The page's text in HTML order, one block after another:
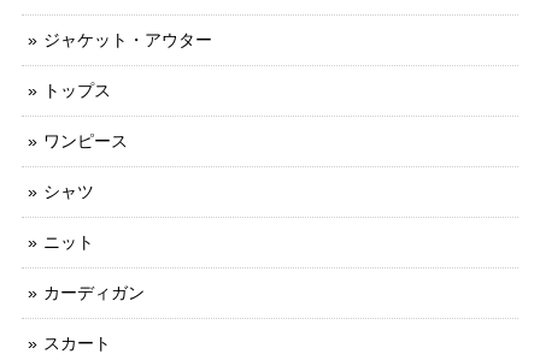
ジャケット・アウター
トップス
ワンピース
シャツ
ニット
カーディガン
スカート